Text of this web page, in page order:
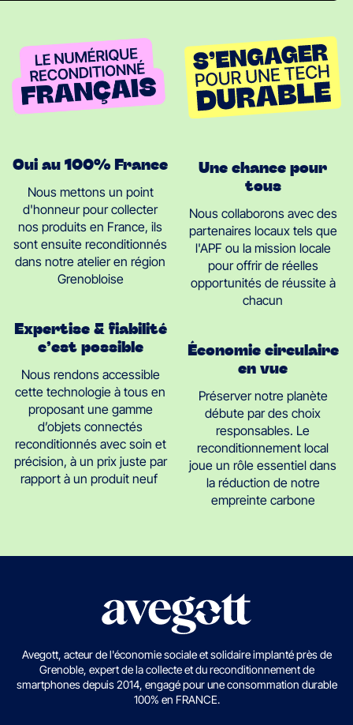
Oui au 100% France
Nous mettons un point
d'honneur pour collecter
nos produits en France, ils
sont ensuite reconditionnés
dans notre atelier en région
Grenobloise
Expertise & fiabilité
c’est possible
Nous rendons accessible
cette technologie à tous en
proposant une gamme
d’objets connectés
reconditionnés avec soin et
précision, à un prix juste par
rapport à un produit neuf
Une chance pour
tous
Nous collaborons avec des
partenaires locaux tels que
l'APF ou la mission locale
pour offrir de réelles
opportunités de réussite à
chacun
Économie circulaire
en vue
Préserver notre planète
débute par des choix
responsables. Le
reconditionnement local
joue un rôle essentiel dans
la réduction de notre
empreinte carbone
Avegott, acteur de l'économie sociale et solidaire implanté près de
Grenoble, expert de la collecte et du reconditionnement de
smartphones depuis 2014, engagé pour une consommation durable
100% en FRANCE.